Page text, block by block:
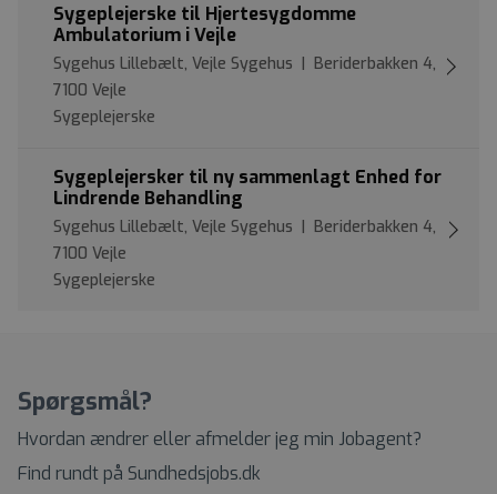
Sygeplejerske til Hjertesygdomme
Ambulatorium i Vejle
Sygehus Lillebælt, Vejle Sygehus | Beriderbakken 4,
7100 Vejle
Sygeplejerske
Sygeplejersker til ny sammenlagt Enhed for
Lindrende Behandling
Sygehus Lillebælt, Vejle Sygehus | Beriderbakken 4,
7100 Vejle
Sygeplejerske
Spørgsmål?
Hvordan ændrer eller afmelder jeg min Jobagent?
Find rundt på Sundhedsjobs.dk